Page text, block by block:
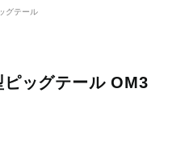
グテール
ッグテール OM3